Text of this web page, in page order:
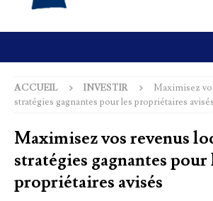
ACCUEIL INVESTIR
Maximisez
stratégies gagnantes pour les propriétaires avisés
Maximisez vos revenus
stratégies gagnantes pour
propriétaires avisés